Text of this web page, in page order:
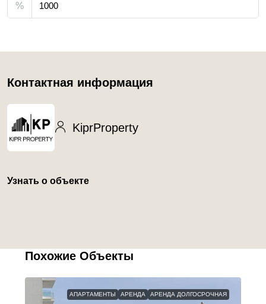
%
Контактная информация
KiprProperty
Узнать о объекте
Похожие Объекты
АПАРТАМЕНТЫ АРЕНДА АРЕНДА ДОЛГОСРОЧНАЯ